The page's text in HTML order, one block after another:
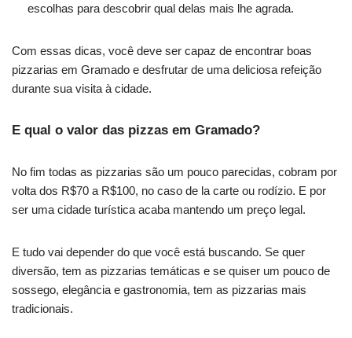
escolhas para descobrir qual delas mais lhe agrada.
Com essas dicas, você deve ser capaz de encontrar boas
pizzarias em Gramado e desfrutar de uma deliciosa refeição
durante sua visita à cidade.
E qual o valor das pizzas em Gramado?
No fim todas as pizzarias são um pouco parecidas, cobram por
volta dos R$70 a R$100, no caso de la carte ou rodízio. E por
ser uma cidade turística acaba mantendo um preço legal.
E tudo vai depender do que você está buscando. Se quer
diversão, tem as pizzarias temáticas e se quiser um pouco de
sossego, elegância e gastronomia, tem as pizzarias mais
tradicionais.